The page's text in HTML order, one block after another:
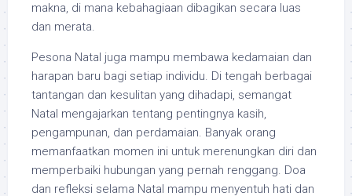
makna, di mana kebahagiaan dibagikan secara luas
dan merata.
Pesona Natal juga mampu membawa kedamaian dan
harapan baru bagi setiap individu. Di tengah berbagai
tantangan dan kesulitan yang dihadapi, semangat
Natal mengajarkan tentang pentingnya kasih,
pengampunan, dan perdamaian. Banyak orang
memanfaatkan momen ini untuk merenungkan diri dan
memperbaiki hubungan yang pernah renggang. Doa
dan refleksi selama Natal mampu menyentuh hati dan